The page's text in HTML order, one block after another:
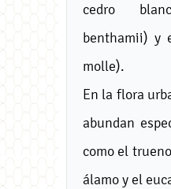
cedro
benthamii) y
molle).
En la flora
abundan
como el
álamo y el